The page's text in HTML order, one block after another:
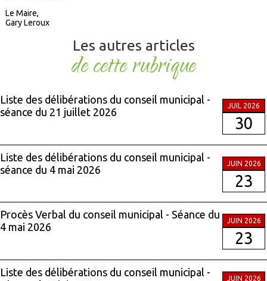
Le Maire,
Gary Leroux
Les autres articles
de cette rubrique
Liste des délibérations du conseil municipal -
séance du 21 juillet 2026
JUIL 2026
30
Liste des délibérations du conseil municipal -
séance du 4 mai 2026
JUIN 2026
23
Procès Verbal du conseil municipal - Séance du
4 mai 2026
JUIN 2026
23
Liste des délibérations du conseil municipal -
JUIN 2026